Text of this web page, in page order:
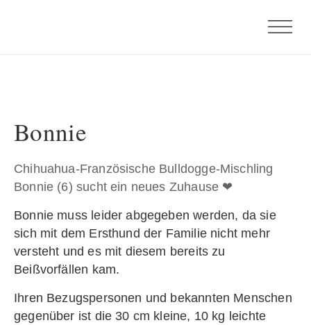
Bonnie
Chihuahua-Französische Bulldogge-Mischling
Bonnie (6) sucht ein neues Zuhause ❤
Bonnie muss leider abgegeben werden, da sie
sich mit dem Ersthund der Familie nicht mehr
versteht und es mit diesem bereits zu
Beißvorfällen kam.
Ihren Bezugspersonen und bekannten Menschen
gegenüber ist die 30 cm kleine, 10 kg leichte